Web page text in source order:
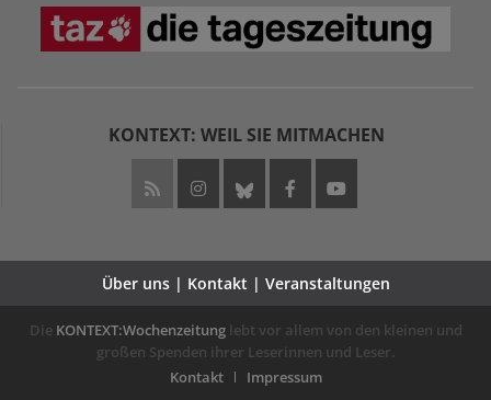
KONTEXT: WEIL SIE MITMACHEN
Über uns | Kontakt | Veranstaltungen
Die KONTEXT:Wochenzeitunglebt vor allem von den kleinen und
großen Spenden ihrer Leserinnen und Leser.
Kontakt
Impressum